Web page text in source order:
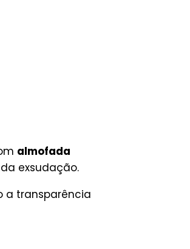
almofada
exsudação.
a transparência